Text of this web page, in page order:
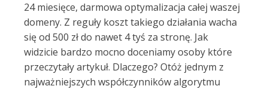
24 miesięce, darmowa optymalizacja całej waszej
domeny. Z reguły koszt takiego działania wacha
się od 500 zł do nawet 4 tyś za stronę. Jak
widzicie bardzo mocno doceniamy osoby które
przeczytały artykuł. Dlaczego? Otóż jednym z
najważniejszych współczynników algorytmu